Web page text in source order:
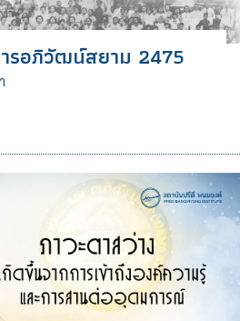
รอภิวัฒน์สยาม 2475